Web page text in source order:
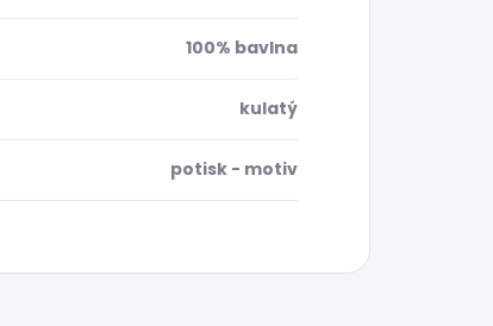
100% bavlna
kulatý
potisk - motiv